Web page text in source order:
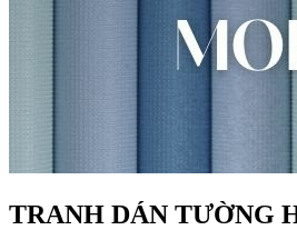
TRANH DÁN TƯỜNG